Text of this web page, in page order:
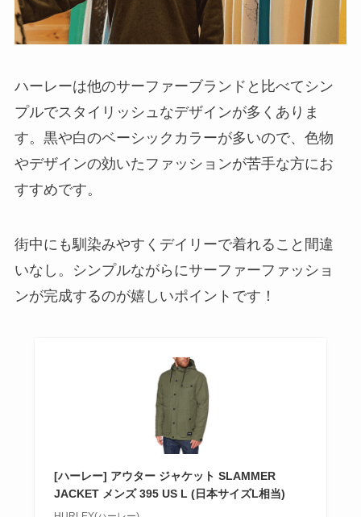
ハーレーは他のサーファーブランドと比べてシン
プルでスタイリッシュなデザインが多くありま
す。黒や白のベーシックカラーが多いので、色物
やデザインの効いたファッションが苦手な方にお
すすめです。
街中にも馴染みやすくデイリーで着れること間違
いなし。シンプルながらにサーファーファッショ
ンが完成するのが嬉しいポイントです！
[ハーレー] アウター ジャケット SLAMMER
JACKET メンズ 395 US L (日本サイズL相当)